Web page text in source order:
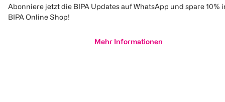
Abonniere jetzt die BIPA Updates auf WhatsApp und spare 10%
BIPA Online Shop!
Mehr Informationen